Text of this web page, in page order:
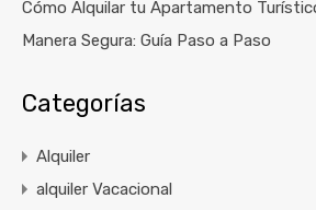
Cómo Alquilar tu Apartamento
Manera Segura: Guía Paso a Paso
Categorías
Alquiler
alquiler Vacacional